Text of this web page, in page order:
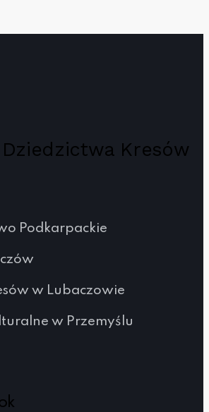
Podkarpackie
w Lubaczowie
w Przemyślu